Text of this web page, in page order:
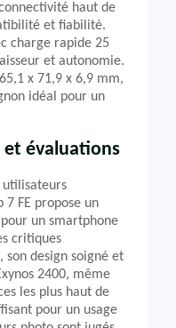
connectivité haut de
et fiabilité.
charge rapide 25
et autonomie.
x 71,9 x 6,9 mm,
idéal pour un
et évaluations
utilisateurs
7 FE propose un
un smartphone
critiques
, son design soigné et
2400, même
les plus haut de
pour un usage